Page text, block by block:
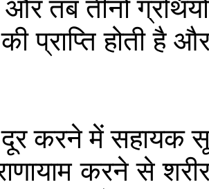
और तब तीनों ग्रंथियों
की प्राप्ति होती है
दूर करने में सहायक
करने से